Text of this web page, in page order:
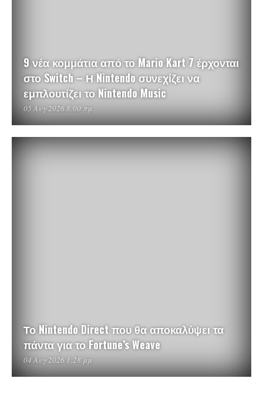
9 νέα κομμάτια από το Mario Kart 7 έρχονται
στο Switch – Η Nintendo συνεχίζει να
εμπλουτίζει το Nintendo Music
05 Αυγ 2026 8:00 πμ
Το Nintendo Direct που θα αποκαλύψει τα
πάντα για το Fortune’s Weave
04 Αυγ 2026 1:28 μμ